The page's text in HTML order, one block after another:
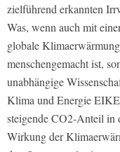
zielführend erkannten
Was, wenn auch mit
globale
menschengemacht ist,
unabhängige
Klima und Energie
steigende CO2-Anteil in
Wirkung der